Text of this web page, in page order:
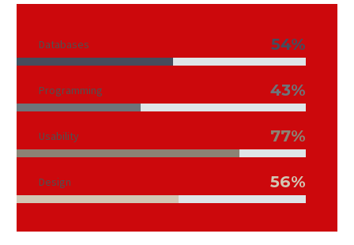
Databases 54%
Programming 43%
Usability 77%
Design 56%